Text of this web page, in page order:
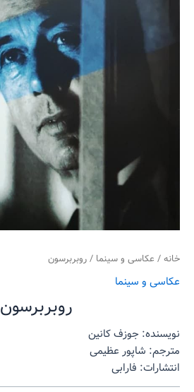
خانه/ عکاسی و سینما / روبربرسون
عکاسی و سینما
روبربرسون
نویسنده: جوزف کانین
مترجم: شاپور عظیمی
انتشارات: فارابی